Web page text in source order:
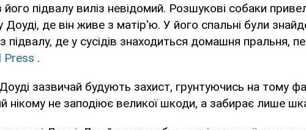
його підвалу виліз невідомий. Розшукові собаки
Доуді, де він живе з матір'ю. У його спальні були
підвалу, де у сусідів знаходиться домашня пральня,
Press .
зазвичай будують захист, грунтуючись на тому
нікому не заподіює великої шкоди, а забирає лише